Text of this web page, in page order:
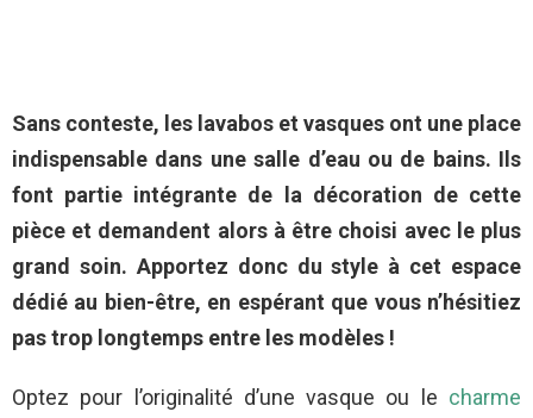
Sans conteste, les lavabos et vasques ont une place
indispensable dans une salle d’eau ou de bains. Ils
font partie intégrante de la décoration de cette
pièce et demandent alors à être choisi avec le plus
grand soin. Apportez donc du style à cet espace
dédié au bien-être, en espérant que vous n’hésitiez
pas trop longtemps entre les modèles !
Optez pour l’originalité d’une vasque ou le charme